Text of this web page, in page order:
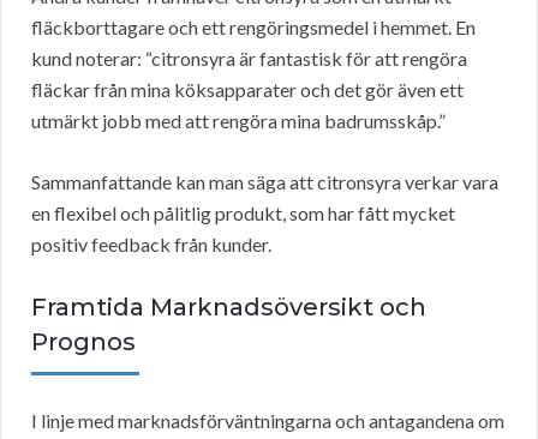
fläckborttagare och ett rengöringsmedel i hemmet. En
kund noterar: “citronsyra är fantastisk för att rengöra
fläckar från mina köksapparater och det gör även ett
utmärkt jobb med att rengöra mina badrumsskåp.”
Sammanfattande kan man säga att citronsyra verkar vara
en flexibel och pålitlig produkt, som har fått mycket
positiv feedback från kunder.
Framtida Marknadsöversikt och
Prognos
I linje med marknadsförväntningarna och antagandena om